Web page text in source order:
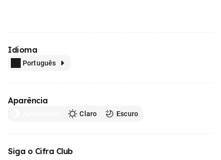
Idioma
Português
Aparência
Claro Escuro
Siga o Cifra Club